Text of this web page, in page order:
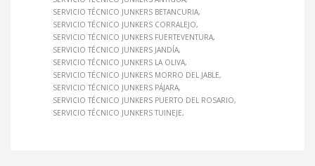
SERVICIO TÉCNICO JUNKERS BETANCURIA
SERVICIO TÉCNICO JUNKERS CORRALEJO
SERVICIO TÉCNICO JUNKERS FUERTEVENTURA
SERVICIO TÉCNICO JUNKERS JANDÍA
SERVICIO TÉCNICO JUNKERS LA OLIVA
SERVICIO TÉCNICO JUNKERS MORRO DEL JABLE
SERVICIO TÉCNICO JUNKERS PÁJARA
SERVICIO TÉCNICO JUNKERS PUERTO DEL ROSARIO
SERVICIO TÉCNICO JUNKERS TUINEJE